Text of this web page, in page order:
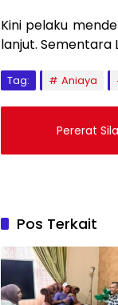
Kini pelaku
lanjut. Sementara
Tag: Aniaya
Pererat
Pos Terkait